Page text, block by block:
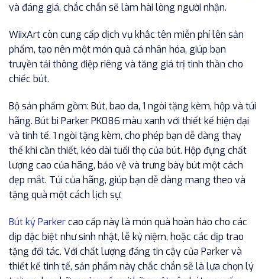
và đáng giá, chắc chắn sẽ làm hài lòng người nhận.
WiixArt còn cung cấp dịch vụ khắc tên miễn phí lên sản
phẩm, tạo nên một món quà cá nhân hóa, giúp bạn
truyền tải thông điệp riêng và tăng giá trị tinh thần cho
chiếc bút.
Bộ sản phẩm gồm: Bút, bao da, 1 ngòi tặng kèm, hộp và túi
hãng. Bút bi Parker PK086 màu xanh với thiết kế hiện đại
và tinh tế. 1 ngòi tặng kèm, cho phép bạn dễ dàng thay
thế khi cần thiết, kéo dài tuổi thọ của bút. Hộp đựng chất
lượng cao của hãng, bảo vệ và trưng bày bút một cách
đẹp mắt. Túi của hãng, giúp bạn dễ dàng mang theo và
tặng quà một cách lịch sự.
Bút ký Parkercao cấp này là món quà hoàn hảo cho các
dịp đặc biệt như sinh nhật, lễ kỷ niệm, hoặc các dịp trao
tặng đối tác. Với chất lượng đáng tin cậy của Parker và
thiết kế tinh tế, sản phẩm này chắc chắn sẽ là lựa chọn lý